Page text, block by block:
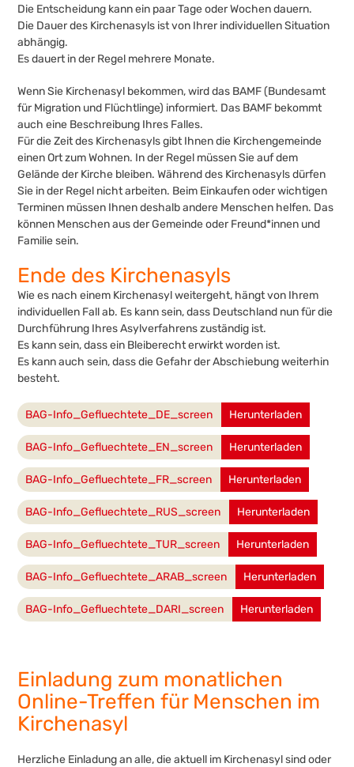
Die Entscheidung kann ein paar Tage oder Wochen dauern.
Die Dauer des Kirchenasyls ist von Ihrer individuellen Situation
abhängig.
Es dauert in der Regel mehrere Monate.
Wenn Sie Kirchenasyl bekommen, wird das BAMF (Bundesamt
für Migration und Flüchtlinge) informiert. Das BAMF bekommt
auch eine Beschreibung Ihres Falles.
Für die Zeit des Kirchenasyls gibt Ihnen die Kirchengemeinde
einen Ort zum Wohnen. In der Regel müssen Sie auf dem
Gelände der Kirche bleiben. Während des Kirchenasyls dürfen
Sie in der Regel nicht arbeiten. Beim Einkaufen oder wichtigen
Terminen müssen Ihnen deshalb andere Menschen helfen. Das
können Menschen aus der Gemeinde oder Freund*innen und
Familie sein.
Ende des Kirchenasyls
Wie es nach einem Kirchenasyl weitergeht, hängt von Ihrem
individuellen Fall ab. Es kann sein, dass Deutschland nun für die
Durchführung Ihres Asylverfahrens zuständig ist.
Es kann sein, dass ein Bleiberecht erwirkt worden ist.
Es kann auch sein, dass die Gefahr der Abschiebung weiterhin
besteht.
BAG-Info_Gefluechtete_DE_screen Herunterladen
BAG-Info_Gefluechtete_EN_screen Herunterladen
BAG-Info_Gefluechtete_FR_screen Herunterladen
BAG-Info_Gefluechtete_RUS_screen Herunterladen
BAG-Info_Gefluechtete_TUR_screen Herunterladen
BAG-Info_Gefluechtete_ARAB_screen Herunterladen
BAG-Info_Gefluechtete_DARI_screen Herunterladen
Einladung zum monatlichen
Online-Treffen für Menschen im
Kirchenasyl
Herzliche Einladung an alle, die aktuell im Kirchenasyl sind oder